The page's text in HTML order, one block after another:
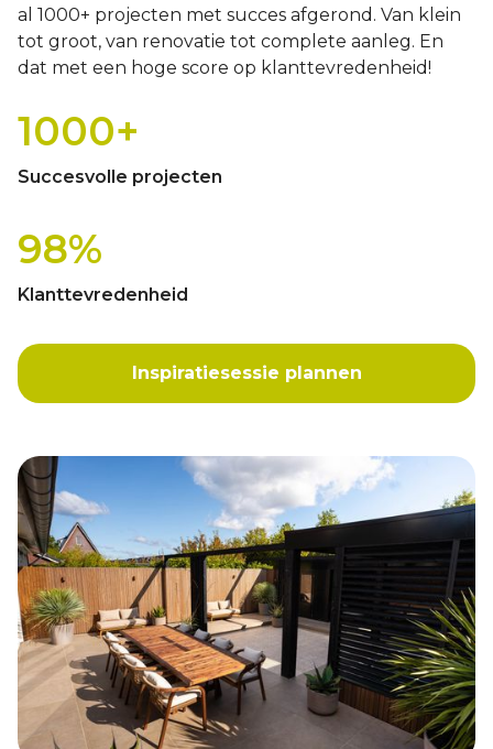
al 1000+ projecten met succes afgerond. Van klein
tot groot, van renovatie tot complete aanleg. En
dat met een hoge score op klanttevredenheid!
1000+
Succesvolle projecten
98%
Klanttevredenheid
Inspiratiesessie plannen